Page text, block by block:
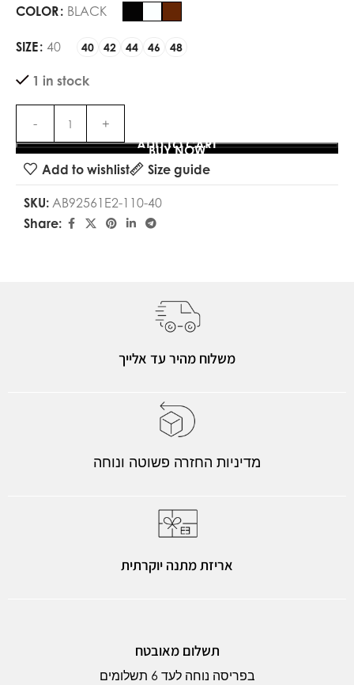
COLOR BLACK
SIZE 40 40 42 44 46 48
1 in stock
ADD TO CART
BUY NOW
Add to wishlist
Size guide
SKU: AB92561E2-110-40
Share:
משלוח מהיר עד אלייך
מדיניות החזרה פשוטה ונוחה
אריזת מתנה יוקרתית
תשלום מאובטח
בפריסה נוחה לעד 6 תשלומים